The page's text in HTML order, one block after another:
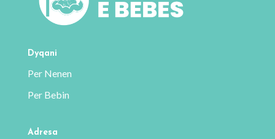
Dyqani
Per Nenen
Per Bebin
Adresa